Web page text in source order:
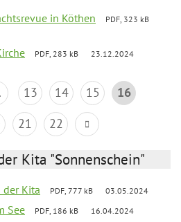
in Köthen
PDF, 323 kB
PDF, 283 kB 23.12.2024
13 14 15
16
21 22
Kita "Sonnenschein"
der Kita PDF, 777 kB 03.05.2024
See PDF, 186 kB 16.04.2024